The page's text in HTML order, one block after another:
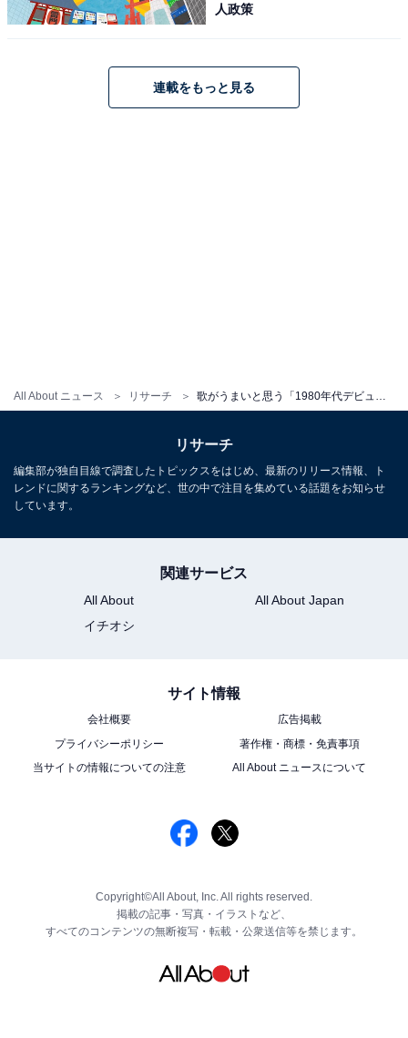
All About ニュース リサーチ 歌がうまいと思う「1980年代デビューのバンド」ランキング！ 2位「安全地帯」を抑えた1位は？
人政策
連載をもっと見る
リサーチ
編集部が独自目線で調査したトピックスをはじめ、最新のリリース情報、ト
レンドに関するランキングなど、世の中で注目を集めている話題をお知らせ
しています。
関連サービス
All About
All About Japan
イチオシ
サイト情報
会社概要
広告掲載
プライバシーポリシー
著作権・商標・免責事項
当サイトの情報についての注意
All About ニュースについて
Copyright©All About, Inc. All rights reserved.
掲載の記事・写真・イラストなど、
すべてのコンテンツの無断複写・転載・公衆送信等を禁じます。